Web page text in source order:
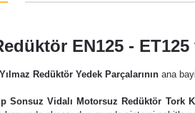
EN125 -
Yılmaz Redüktör Yedek Parçalarının ana
Sonsuz Vidalı Motorsuz Redüktör Tork